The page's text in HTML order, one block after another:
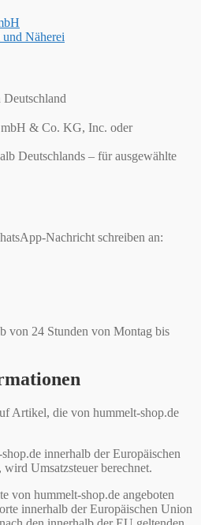
und Näherei
Deutschland
& Co. KG, Inc. oder
Deutschlands – für ausgewählte
Nachricht schreiben an:
von 24 Stunden von Montag bis
Artikel, die von hummelt-shop.de
innerhalb der Europäischen
Umsatzsteuer berechnet.
von hummelt-shop.de angeboten
innerhalb der Europäischen Union